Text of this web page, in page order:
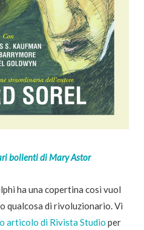
bollenti di Mary Astor
ha una copertina così vuol
qualcosa di rivoluzionario. Vi
articolo di Rivista Studio per